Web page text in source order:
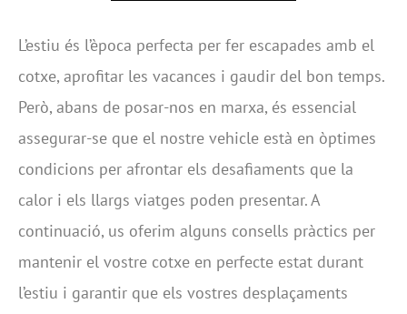
L’estiu és l’època perfecta per fer escapades amb el
cotxe, aprofitar les vacances i gaudir del bon temps.
Però, abans de posar-nos en marxa, és essencial
assegurar-se que el nostre vehicle està en òptimes
condicions per afrontar els desafiaments que la
calor i els llargs viatges poden presentar. A
continuació, us oferim alguns consells pràctics per
mantenir el vostre cotxe en perfecte estat durant
l’estiu i garantir que els vostres desplaçaments